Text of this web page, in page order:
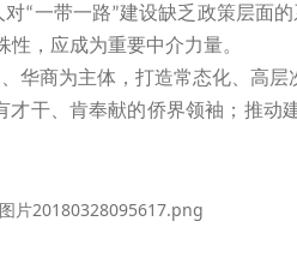
对“一带一路”建设缺乏政策层面
，应成为重要中介力量。
华商为主体，打造常态化、高
干、肯奉献的侨界领袖；推动